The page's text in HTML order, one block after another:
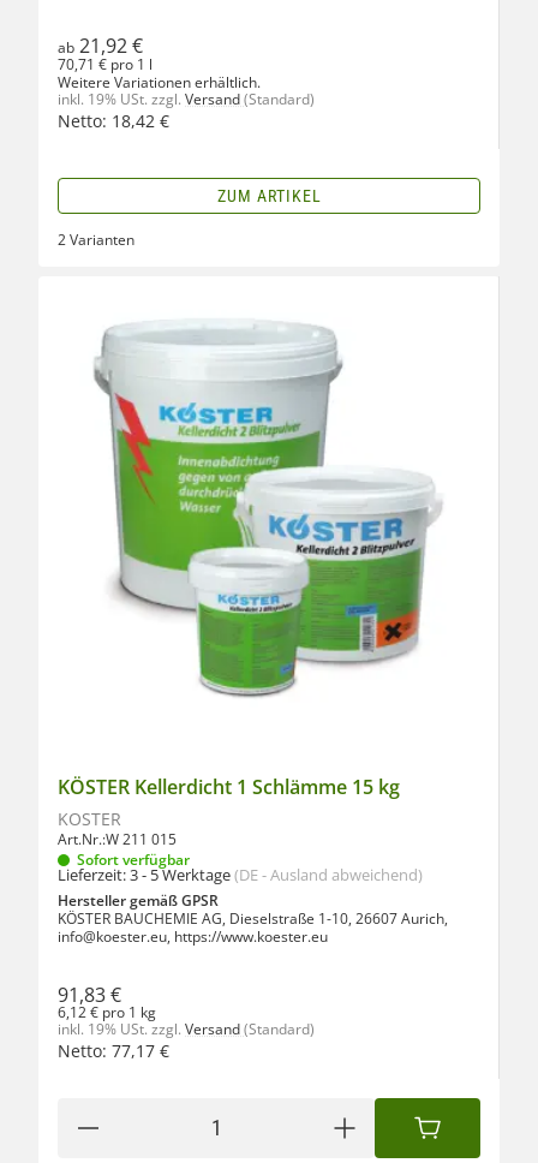
ab 21,92 €
70,71 € pro 1 l
Weitere Variationen erhältlich.
inkl. 19% USt. zzgl. Versand(Standard)
Netto: 18,42 €
ZUM ARTIKEL
2 Varianten
KÖSTER Kellerdicht 1 Schlämme 15 kg
KÖSTER
Art.Nr.:W 211 015
Sofort verfügbar
Lieferzeit:3 - 5 Werktage(DE - Ausland abweichend)
Hersteller gemäß GPSR
KÖSTER BAUCHEMIE AG, Dieselstraße 1-10, 26607 Aurich,
info@koester.eu, https://www.koester.eu
91,83 €
6,12 € pro 1 kg
inkl. 19% USt. zzgl. Versand(Standard)
Netto: 77,17 €
IN DEN